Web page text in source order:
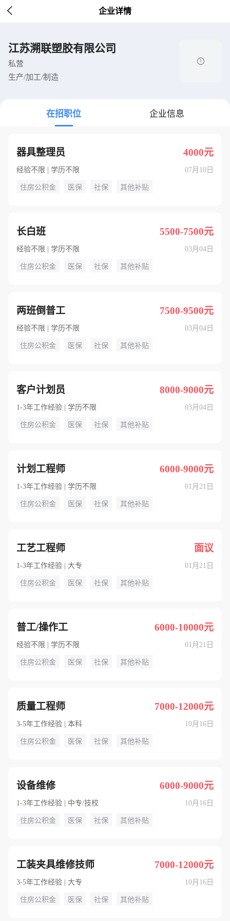
 企业详情
江苏溯联塑胶有限公司
私营
生产/加工/制造

在招职位 企业信息
器具整理员 4000元
经验不限 | 学历不限 07月10日
住房公积金 医保 社保 其他补贴
长白班 5500-7500元
经验不限 | 学历不限 03月04日
住房公积金 医保 社保 其他补贴
两班倒普工 7500-9500元
经验不限 | 学历不限 03月04日
住房公积金 医保 社保 其他补贴
客户计划员 8000-9000元
1-3年工作经验 | 学历不限 03月04日
住房公积金 医保 社保 其他补贴
计划工程师 6000-9000元
1-3年工作经验 | 学历不限 01月21日
住房公积金 医保 社保 其他补贴
工艺工程师 面议
1-3年工作经验 | 大专 01月21日
住房公积金 医保 社保 其他补贴
普工/操作工 6000-10000元
经验不限 | 学历不限 01月21日
住房公积金 医保 社保 其他补贴
质量工程师 7000-12000元
3-5年工作经验 | 本科 10月16日
住房公积金 医保 社保 其他补贴
设备维修 6000-9000元
1-3年工作经验 | 中专/技校 10月16日
住房公积金 医保 社保 其他补贴
工装夹具维修技师 7000-12000元
3-5年工作经验 | 大专 10月16日
住房公积金 医保 社保 其他补贴